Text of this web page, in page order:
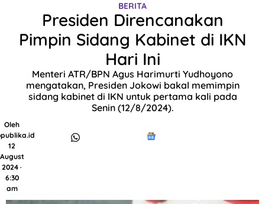
BERITA
Presiden Direncanakan
Pimpin Sidang Kabinet di IKN
Hari Ini
Menteri ATR/BPN Agus Harimurti Yudhoyono
mengatakan, Presiden Jokowi bakal memimpin
sidang kabinet di IKN untuk pertama kali pada
Senin (12/8/2024).
Oleh
12
August
2024 ·
6:30
am